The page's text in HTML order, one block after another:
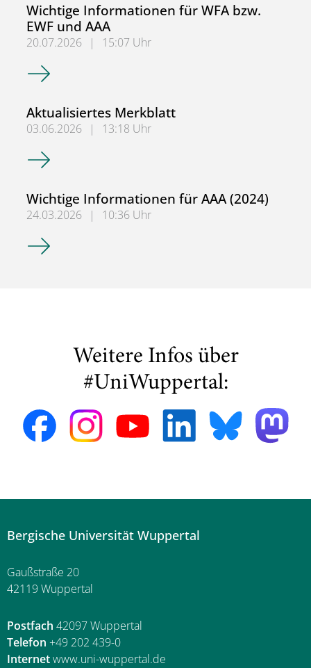
Wichtige Informationen für WFA bzw.
EWF und AAA
20.07.2026 |
15:07 Uhr
Wichtige Informationen für WFA bzw. EWF und AAA
Aktualisiertes Merkblatt
03.06.2026 |
13:18 Uhr
Aktualisiertes Merkblatt
Wichtige Informationen für AAA (2024)
24.03.2026 |
10:36 Uhr
Wichtige Informationen für AAA (2024)
Weitere Infos über
#UniWuppertal:
Bergische Universität Wuppertal
Gaußstraße 20
42119 Wuppertal
Postfach 42097 Wuppertal
Telefon +49 202 439-0
Internetwww.uni-wuppertal.de